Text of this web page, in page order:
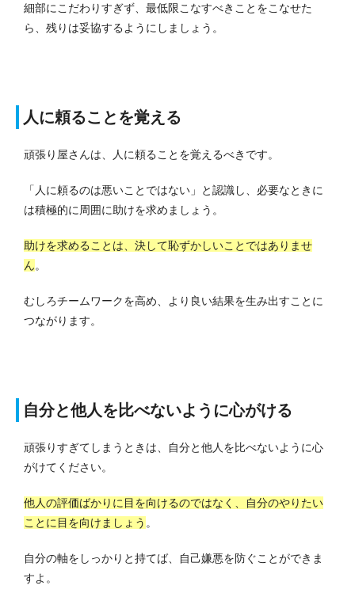
細部にこだわりすぎず、最低限こなすべきことをこなせた
ら、残りは妥協するようにしましょう。
人に頼ることを覚える
頑張り屋さんは、人に頼ることを覚えるべきです。
「人に頼るのは悪いことではない」と認識し、必要なときに
は積極的に周囲に助けを求めましょう。
助けを求めることは、決して恥ずかしいことではありませ
ん。
むしろチームワークを高め、より良い結果を生み出すことに
つながります。
自分と他人を比べないように心がける
頑張りすぎてしまうときは、自分と他人を比べないように心
がけてください。
他人の評価ばかりに目を向けるのではなく、自分のやりたい
ことに目を向けましょう 。
自分の軸をしっかりと持てば、自己嫌悪を防ぐことができま
すよ。